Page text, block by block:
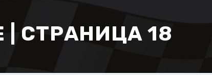
| СТРАНИЦА 18